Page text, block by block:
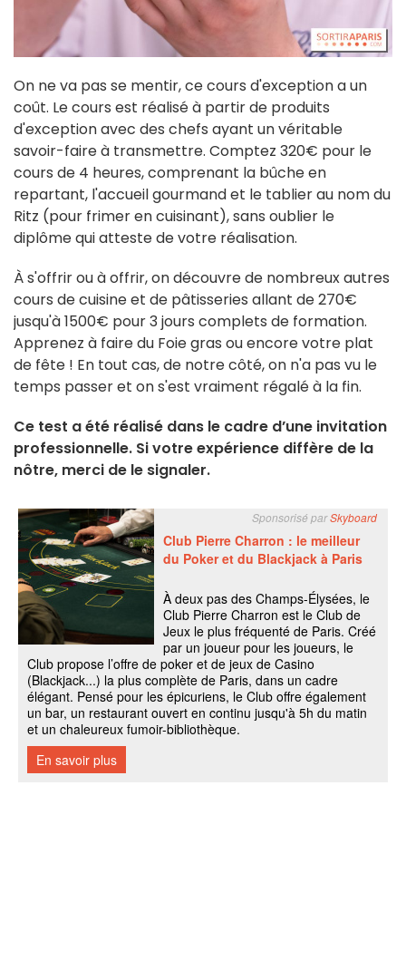
On ne va pas se mentir, ce cours d'exception a un
coût. Le cours est réalisé à partir de produits
d'exception avec des chefs ayant un véritable
savoir-faire à transmettre. Comptez 320€ pour le
cours de 4 heures, comprenant la bûche en
repartant, l'accueil gourmand et le tablier au nom du
Ritz (pour frimer en cuisinant), sans oublier le
diplôme qui atteste de votre réalisation.
À s'offrir ou à offrir, on découvre de nombreux autres
cours de cuisine et de pâtisseries allant de 270€
jusqu'à 1500€ pour 3 jours complets de formation.
Apprenez à faire du Foie gras ou encore votre plat
de fête ! En tout cas, de notre côté, on n'a pas vu le
temps passer et on s'est vraiment régalé à la fin.
Ce test a été réalisé dans le cadre d’une invitation
professionnelle. Si votre expérience diffère de la
nôtre, merci de le signaler.